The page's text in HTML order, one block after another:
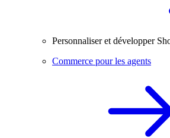
Personnaliser et développer
Commerce pour les agents